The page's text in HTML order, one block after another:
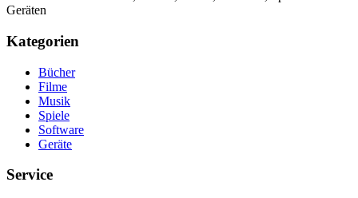
Geräten
Kategorien
Bücher
Filme
Musik
Spiele
Software
Geräte
Service